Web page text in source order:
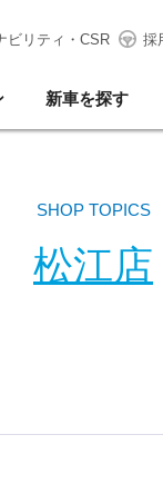
ビリティ・CSR 採
新車を探す
SHOP TOPICS
松江店